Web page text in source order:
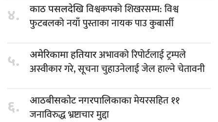
४. काठ पसलदेखिविश्वकपको शिखरसम्म: विश्व
फुटबलको नयाँ पुस्ताका नायक पाउ कुबार्सी
५. अमेरिकामा हतियारअभावको रिपोर्टलाई ट्रम्पले
अस्वीकार गरे, सूचना चुहाउनेलाई जेल हाल्ने चेतावनी
६. आठबीसकोट नगरपालिकाकामेयरसहित ११
जनाविरुद्ध भ्रष्टाचार मुद्दा